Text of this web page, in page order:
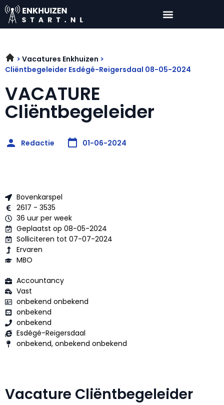
Vacatures Enkhuizen
Cliëntbegeleider Esdégé-Reigersdaal 08-05-2024
VACATURE
Cliëntbegeleider
Redactie 01-06-2024
Bovenkarspel
2617 - 3535
36 uur per week
Geplaatst op 08-05-2024
Solliciteren tot 07-07-2024
Ervaren
MBO
Accountancy
Vast
onbekend onbekend
onbekend
onbekend
Esdégé-Reigersdaal
onbekend, onbekend onbekend
Vacature Cliëntbegeleider